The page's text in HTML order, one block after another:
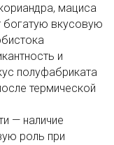
мациса
богатую вкусовую
и
полуфабриката
термической
— наличие
роль при